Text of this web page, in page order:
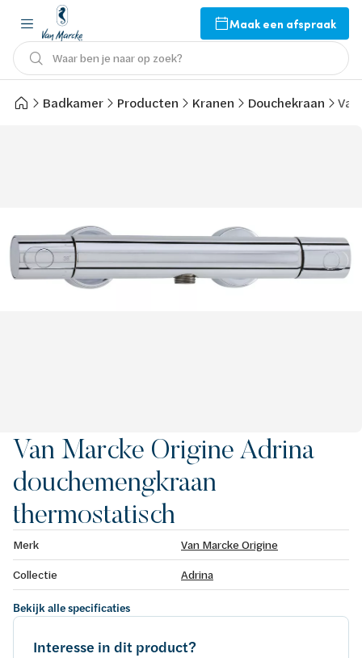
Maak een afspraak
Waar ben je naar op zoek?
Badkamer Producten Kranen Douchekraan
Van Marcke Origine Adrina
douchemengkraan
thermostatisch
Merk
Van Marcke Origine
Collectie
Adrina
Bekijk alle specificaties
Interesse in dit product?